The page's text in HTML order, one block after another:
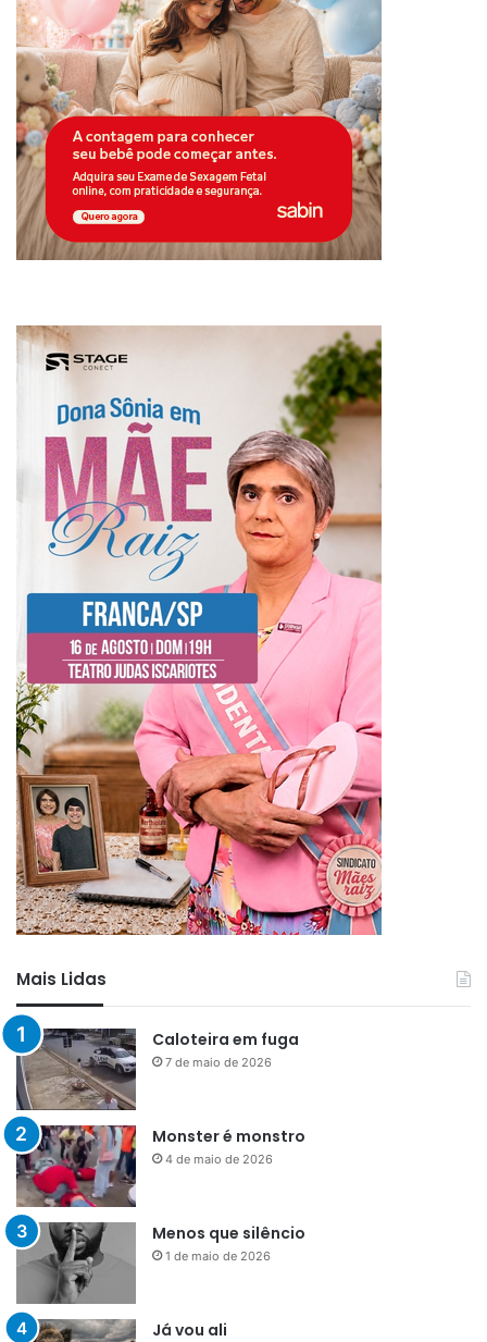
Mais Lidas
Caloteira em fuga
7 de maio de 2026
Monster é monstro
4 de maio de 2026
Menos que silêncio
1 de maio de 2026
Já vou ali